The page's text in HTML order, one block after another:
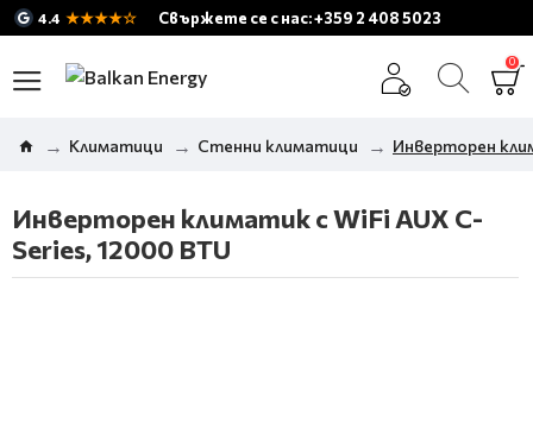
4.4 ★★★★☆ Свържете се с нас: +359 2 408 5023
0
Климатици Стенни климатици Инверторен
Инверторен климатик с WiFi AUX C-
Series, 12000 BTU